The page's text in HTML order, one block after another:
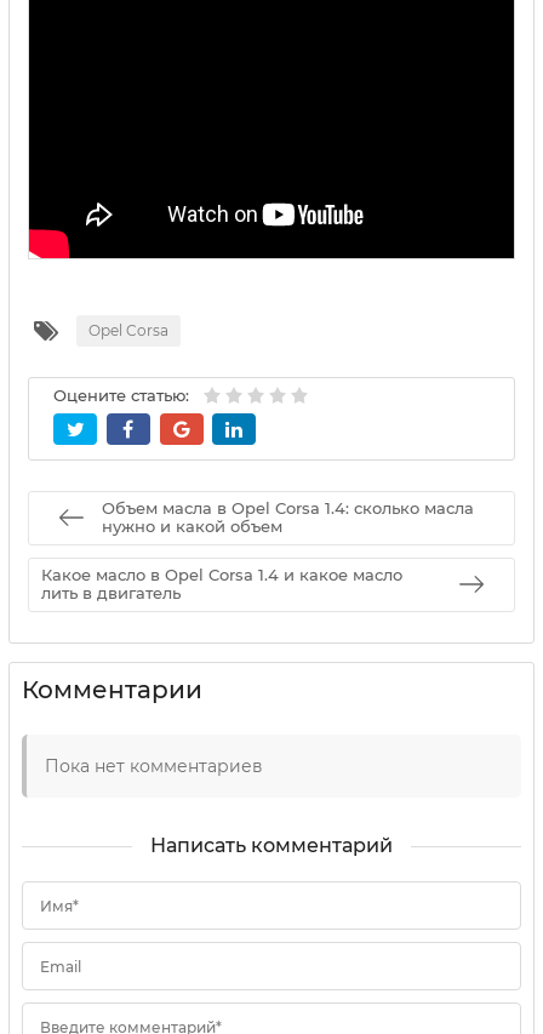
Opel Corsa
Оцените статью:
Объем масла в Opel Corsa 1.4: сколько масла
нужно и какой объем
Какое масло в Opel Corsa 1.4 и какое масло
лить в двигатель
Комментарии
Пока нет комментариев
Написать комментарий
Имя*
Email
Введите комментарий*